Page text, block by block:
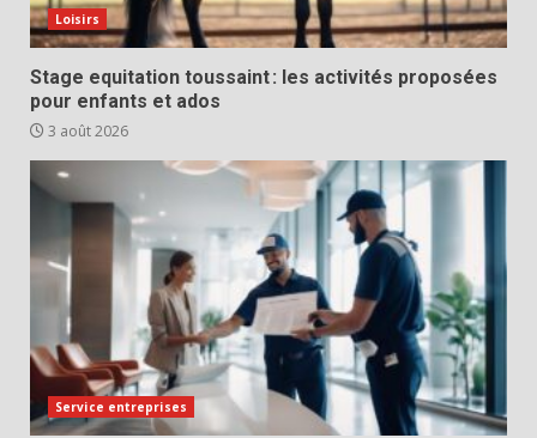
Loisirs
Stage equitation toussaint : les activités proposées
pour enfants et ados
3 août 2026
Service entreprises